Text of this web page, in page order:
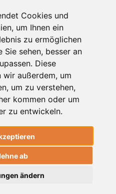
Cookies und
um Ihnen ein
zu ermöglichen
Sie sehen, besser an
Diese
wir außerdem, um
um zu verstehen,
kommen oder um
zu entwickeln.
ab
ändern